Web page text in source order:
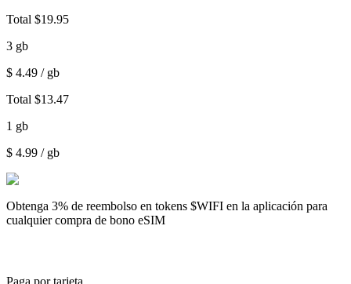
Total $19.95
3 gb
$ 4.49 / gb
Total $13.47
1 gb
$ 4.99 / gb
Obtenga 3% de reembolso en tokens $WIFI en la aplicación para
cualquier compra de bono eSIM
Paga por tarjeta